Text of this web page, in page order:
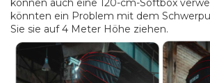
könnten ein Problem mit dem
Sie sie auf 4 Meter Höhe ziehen.